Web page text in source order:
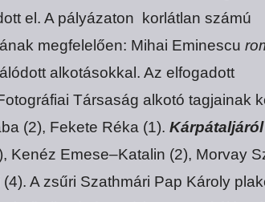
el. A pályázaton korlátlan számú
megfelelően: Mihai Eminescu
alkotásokkal. Az elfogadott
Társaság alkotó tagjainak
(2), Fekete Réka (1). Kárpátaljáról
Kenéz Emese–Katalin (2), Morvay
A zsűri Szathmári Pap Károly